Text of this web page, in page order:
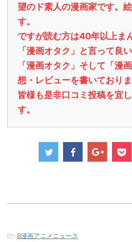
望のド素人の漫画家です。
す。
ですが読む方は40年以上ま
「漫画オタク」と言って良
「漫画オタク」そして「漫
想・レビューを書いておりま
皆様も是非口コミ投稿を宜
す。
-B漫画アニメニュース